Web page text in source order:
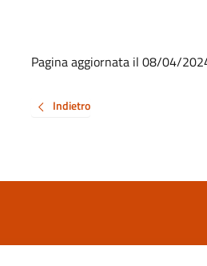
Pagina aggiornata il 08/04/
Indietro